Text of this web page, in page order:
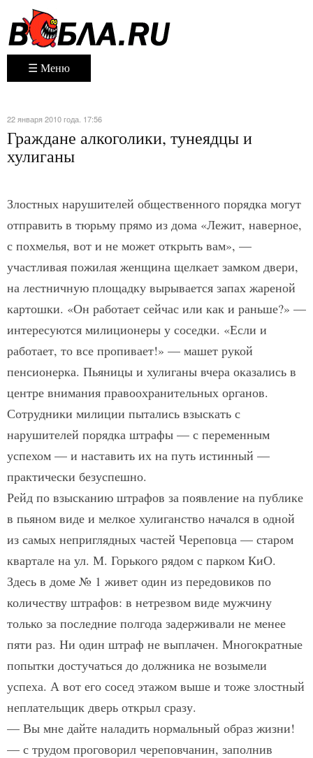
☰ Меню
22 января 2010 года. 17:56
Граждане алкоголики, тунеядцы и
хулиганы
Злостных нарушителей общественного порядка могут
отправить в тюрьму прямо из дома «Лежит, наверное,
с похмелья, вот и не может открыть вам», —
участливая пожилая женщина щелкает замком двери,
на лестничную площадку вырывается запах жареной
картошки. «Он работает сейчас или как и раньше?» —
интересуются милиционеры у соседки. «Если и
работает, то все пропивает!» — машет рукой
пенсионерка. Пьяницы и хулиганы вчера оказались в
центре внимания правоохранительных органов.
Сотрудники милиции пытались взыскать с
нарушителей порядка штрафы — с переменным
успехом — и наставить их на путь истинный —
практически безуспешно.
Рейд по взысканию штрафов за появление на публике
в пьяном виде и мелкое хулиганство начался в одной
из самых неприглядных частей Череповца — старом
квартале на ул. М. Горького рядом с парком КиО.
Здесь в доме № 1 живет один из передовиков по
количеству штрафов: в нетрезвом виде мужчину
только за последние полгода задерживали не менее
пяти раз. Ни один штраф не выплачен. Многократные
попытки достучаться до должника не возымели
успеха. А вот его сосед этажом выше и тоже злостный
не­плательщик дверь открыл сразу.
— Вы мне дайте наладить нормальный образ жизни!
— с трудом проговорил череповчанин, заполнив